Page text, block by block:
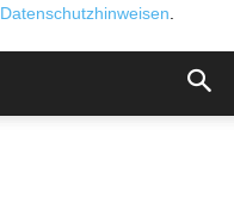
Datenschutzhinweisen